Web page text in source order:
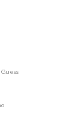
Guess